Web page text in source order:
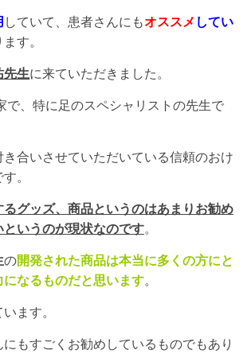
していて、患者さんにもオススメ してい
す。
先生に来ていただきました。
で、特に足のスペシャリストの先生で
合いさせていただいている信頼のおけ
。
グッズ、商品というのはあまりお勧め
いうのが現状なのです。
の開発された商品は本当に多くの方にと
なるものだと思います。
ます。
もすごくお勧めしているものでもあり